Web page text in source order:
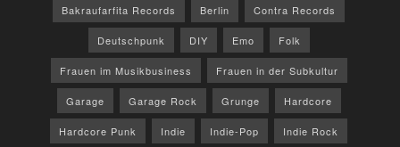
Bakraufarfita Records Berlin Contra Records
Deutschpunk DIY Emo Folk
Frauen im Musikbusiness Frauen in der Subkultur
Garage Garage Rock Grunge Hardcore
Hardcore Punk Indie Indie-Pop Indie Rock